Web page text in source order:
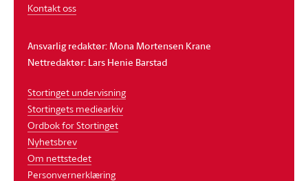
Kontakt oss
Ansvarlig redaktør: Mona Mortensen Krane
Nettredaktør: Lars Henie Barstad
Stortinget undervisning
Stortingets mediearkiv
Ordbok for Stortinget
Nyhetsbrev
Om nettstedet
Personvernerklæring